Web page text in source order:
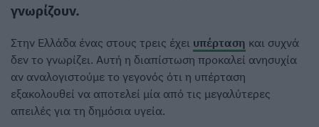
γνωρίζουν.
Στην Ελλάδα ένας στους τρεις έχει υπέρταση και συχνά
δεν το γνωρίζει. Αυτή η διαπίστωση προκαλεί ανησυχία
αν αναλογιστούμε το γεγονός ότι η υπέρταση
εξακολουθεί να αποτελεί μία από τις μεγαλύτερες
απειλές για τη δημόσια υγεία.